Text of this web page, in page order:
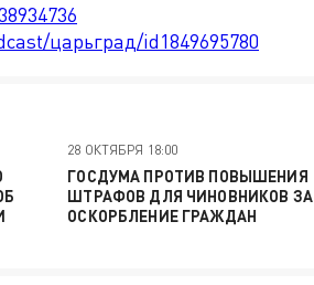
царьград/id1849695780
28 ОКТЯБРЯ 18:00
ГОСДУМА ПРОТИВ ПОВЫШЕНИЯ
ШТРАФОВ ДЛЯ ЧИНОВНИКОВ ЗА
ОСКОРБЛЕНИЕ ГРАЖДАН